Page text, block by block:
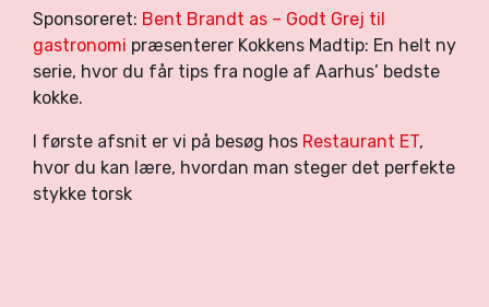
Sponsoreret: Bent Brandt as – Godt Grej til
gastronomi præsenterer Kokkens Madtip: En helt ny
serie, hvor du får tips fra nogle af Aarhus’ bedste
kokke.
I første afsnit er vi på besøg hos Restaurant ET,
hvor du kan lære, hvordan man steger det perfekte
stykke torsk